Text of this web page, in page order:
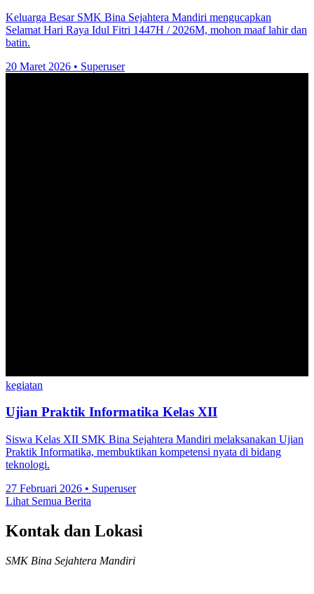
Keluarga Besar SMK Bina Sejahtera Mandiri mengucapkan
Selamat Hari Raya Idul Fitri 1447H / 2026M, mohon maaf lahir dan
batin.
20 Maret 2026 • Superuser
kegiatan
Ujian Praktik Informatika Kelas XII
Siswa Kelas XII SMK Bina Sejahtera Mandiri melaksanakan Ujian
Praktik Informatika, membuktikan kompetensi nyata di bidang
teknologi.
27 Februari 2026 • Superuser
Lihat Semua Berita
Kontak dan Lokasi
SMK Bina Sejahtera Mandiri